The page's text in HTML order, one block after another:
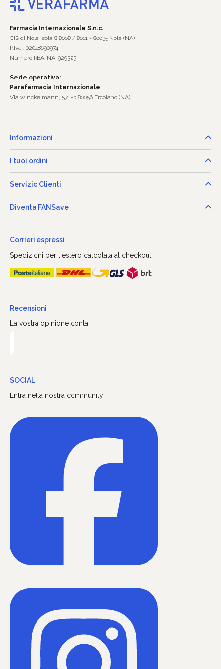
Farmacia Internazionale S.n.c.
CIS di Nola Isola 8 8008 / 8011 - 80035 Nola (NA)
P.Iva : 02048690974
Numero REA: NA-929325
Sede operativa:
Parafarmacia Internazionale
Via winckelmann, 57 l-p 80056 Ercolano (NA)
Informazioni
I tuoi ordini
Servizio Clienti
Diventa FANSave
Corrieri espressi
Spedizioni per l'estero calcolata al checkout
Recensioni
La vostra opinione conta
SOCIAL
Entra nella nostra community